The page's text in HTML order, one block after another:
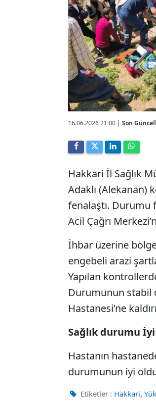
16.06.2026 21:00 | Son
Hakkari İl Sağlık
Adaklı (Alekanan)
fenalaştı. Durumu
Acil Çağrı
İhbar üzerine
engebeli arazi
Yapılan
Durumunun stabil
Hastanesi’ne
Sağlık durumu İyi
Hastanın
durumunun iyi
Etiketler : Hakkari,